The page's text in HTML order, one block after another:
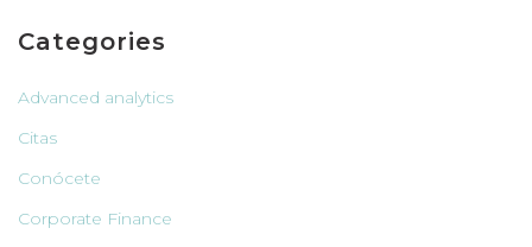
Categories
Advanced analytics
Citas
Conócete
Corporate Finance